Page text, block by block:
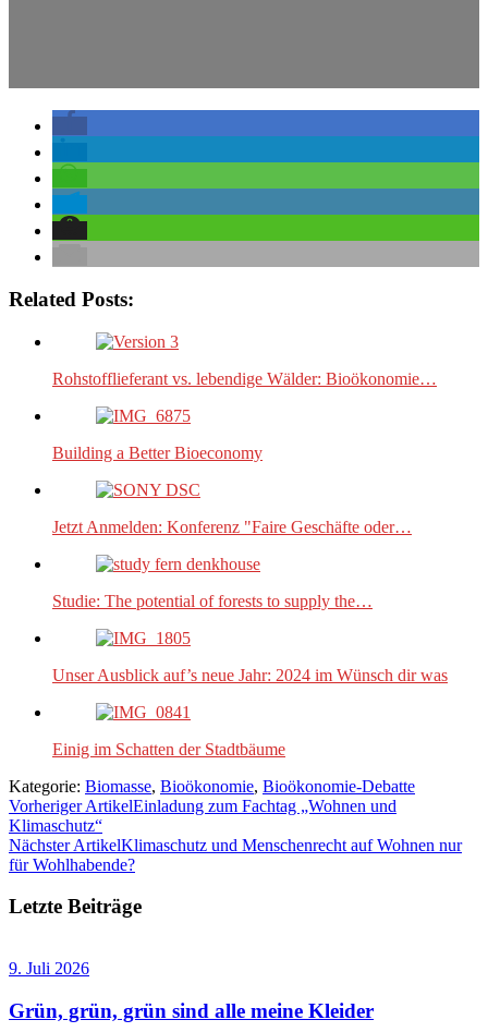
Related Posts:
Rohstofflieferant vs. lebendige Wälder: Bioökonomie…
Building a Better Bioeconomy
Jetzt Anmelden: Konferenz "Faire Geschäfte oder…
Studie: The potential of forests to supply the…
Unser Ausblick auf’s neue Jahr: 2024 im Wünsch dir was
Einig im Schatten der Stadtbäume
Kategorie: Biomasse, Bioökonomie, Bioökonomie-Debatte
Vorheriger ArtikelEinladung zum Fachtag „Wohnen und
Klimaschutz“
Nächster ArtikelKlimaschutz und Menschenrecht auf Wohnen nur
für Wohlhabende?
Letzte Beiträge
9. Juli 2026
Grün, grün, grün sind alle meine Kleider